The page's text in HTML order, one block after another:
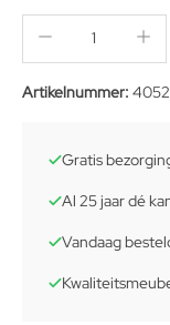
Artikelnummer:
Gratis
Al 25 jaar dé
Vandaag